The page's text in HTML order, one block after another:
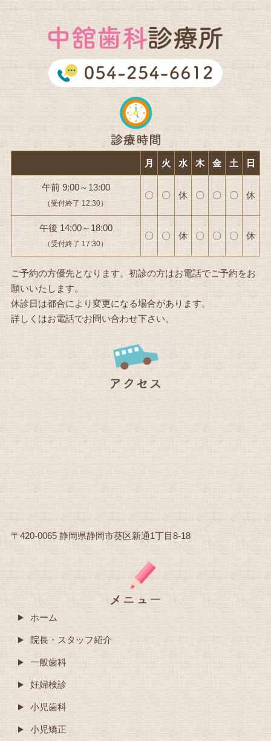
月 火 水 木 金 土 日
午前 9:00～13:00
（受付終了 12:30）
〇 〇 休 〇 〇 〇 休
午後 14:00～18:00
（受付終了 17:30）
〇 〇 休 〇 〇 〇 休
ご予約の方優先となります。初診の方はお電話でご予約をお
願いいたします。
休診日は都合により変更になる場合があります。
詳しくはお電話でお問い合わせ下さい。
〒420-0065 静岡県静岡市葵区新通1丁目8-18
ホーム
院長・スタッフ紹介
一般歯科
妊婦検診
小児歯科
小児矯正